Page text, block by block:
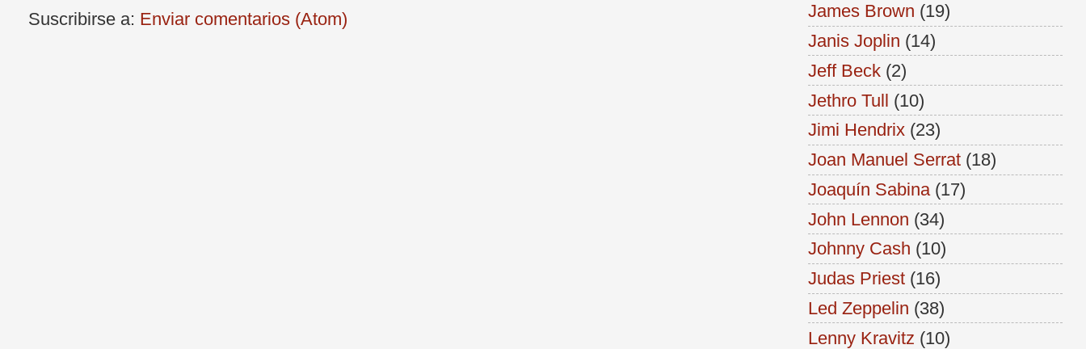
Suscribirse a: Enviar comentarios (Atom)
James Brown (19)
Janis Joplin (14)
Jeff Beck (2)
Jethro Tull (10)
Jimi Hendrix (23)
Joan Manuel Serrat (18)
Joaquín Sabina (17)
John Lennon (34)
Johnny Cash (10)
Judas Priest (16)
Led Zeppelin (38)
Lenny Kravitz (10)